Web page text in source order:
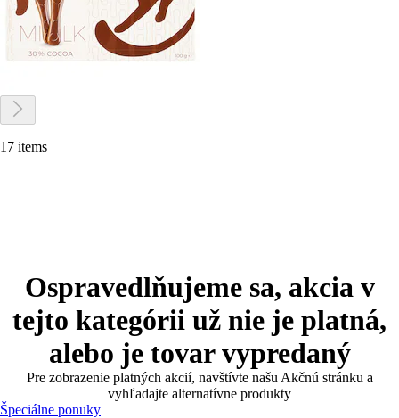
17 items
Ospravedlňujeme sa, akcia v
tejto kategórii už nie je platná,
alebo je tovar vypredaný
Pre zobrazenie platných akcií, navštívte našu Akčnú stránku a
vyhľadajte alternatívne produkty
Špeciálne ponuky